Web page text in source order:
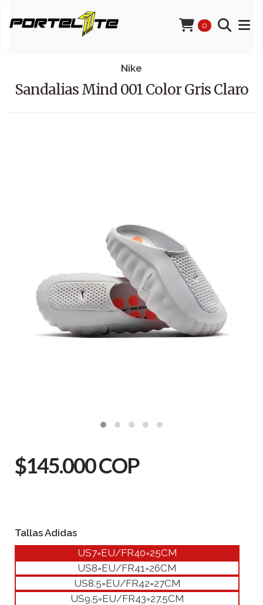
0
Nike
Sandalias Mind 001 Color Gris Claro
$145.000 COP
Tallas Adidas
US7=EU/FR40=25CM
US8=EU/FR41=26CM
US8.5=EU/FR42=27CM
US9.5=EU/FR43=27.5CM